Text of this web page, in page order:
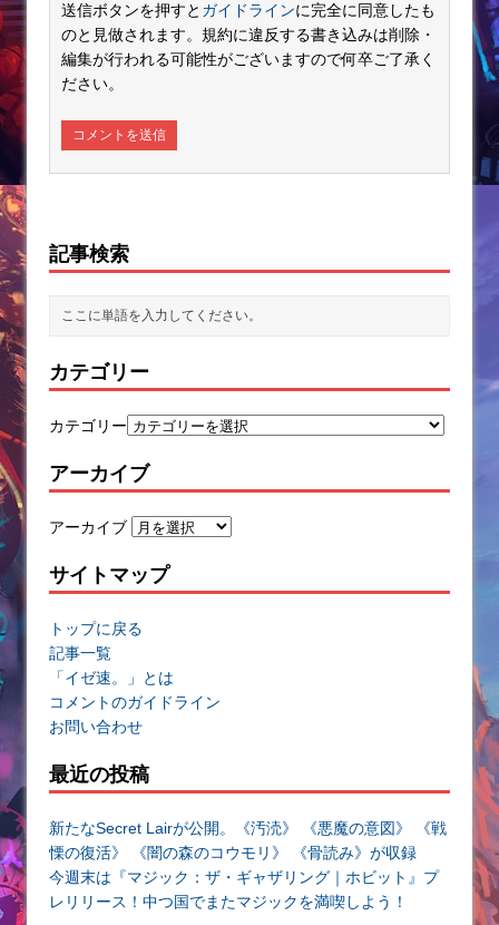
送信ボタンを押すと ガイドラインに完全に同意したも
のと見做されます。規約に違反する書き込みは削除・
編集が行われる可能性がございますので何卒ご了承く
ださい。
記事検索
カテゴリー
カテゴリー
アーカイブ
アーカイブ
サイトマップ
トップに戻る
記事一覧
「イゼ速。」とは
コメントのガイドライン
お問い合わせ
最近の投稿
新たなSecret Lairが公開。《汚涜》 《悪魔の意図》 《戦
慄の復活》 《闇の森のコウモリ》 《骨読み》が収録
今週末は『マジック：ザ・ギャザリング｜ホビット』プ
レリリース！中つ国でまたマジックを満喫しよう！